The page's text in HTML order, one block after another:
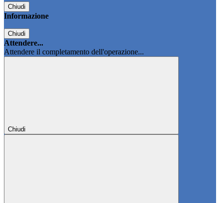
Chiudi
Informazione
Chiudi
Attendere...
Attendere il completamento dell'operazione...
Chiudi